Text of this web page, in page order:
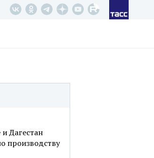
Дагестан
производству